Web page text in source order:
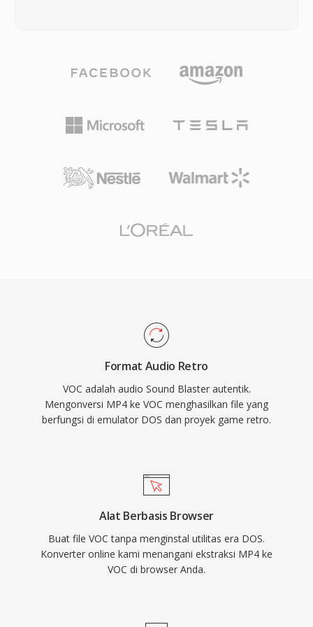
seluler, kamera digital, dan perpustakaan
media sistem operasi. Video HTML5 dengan
browser web utama, menetapkan kombinasi ini
video web. Overhead pengemasan yang
efisien, dikombinasikan dengan kemampuan
memungkinkan distribusi video berkualitas
bit, ADPCM Creative 4-bit dan 2,6-bit, PCM
law dan mu-law. Struktur blok ini juga
mendukung interval keheningan, loop
pengembang game kontrol yang detail atas
kartu Sound Blaster dapat memutar data VOC
Sierra, dan LucasArts. Dengan munculnya
Windows dan format WAV, VOC secara
bertahap keluar dari penggunaan mainstream,
namun tetap penting untuk pelestarian game
retro dan bagi siapa pun yang bekerja dengan
arsip audio PC vintage.
Format Audio Retro
VOC adalah audio Sound Blaster autentik.
Mengonversi MP4 ke VOC menghasilkan file yang
berfungsi di emulator DOS dan proyek game retro.
Alat Berbasis Browser
Buat file VOC tanpa menginstal utilitas era DOS.
Konverter online kami menangani ekstraksi MP4 ke
VOC di browser Anda.